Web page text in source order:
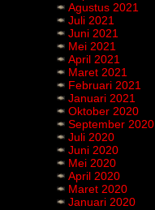
Agustus 2021
Juli 2021
Juni 2021
Mei 2021
April 2021
Maret 2021
Februari 2021
Januari 2021
Oktober 2020
September 2020
Juli 2020
Juni 2020
Mei 2020
April 2020
Maret 2020
Januari 2020